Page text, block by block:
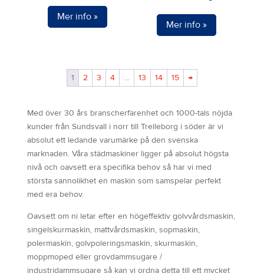
Mer info »
Mer info »
1 2 3 4 … 13 14 15 →
Med över 30 års branscherfarenhet och 1000-tals nöjda
kunder från Sundsvall i norr till Trelleborg i söder är vi
absolut ett ledande varumärke på den svenska
marknaden. Våra städmaskiner ligger på absolut högsta
nivå och oavsett era specifika behov så har vi med
största sannolikhet en maskin som samspelar perfekt
med era behov.
Oavsett om ni letar efter en högeffektiv golvvårdsmaskin,
singelskurmaskin, mattvårdsmaskin, sopmaskin,
polermaskin, golvpoleringsmaskin, skurmaskin,
moppmoped eller grovdammsugare /
industridammsugare så kan vi ordna detta till ett mycket